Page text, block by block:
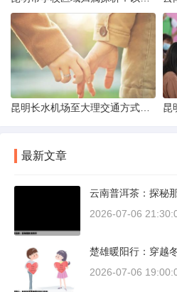
最新文章
云南普洱茶：探秘
2026-07-06
楚雄暖阳行：穿越
2026-07-06